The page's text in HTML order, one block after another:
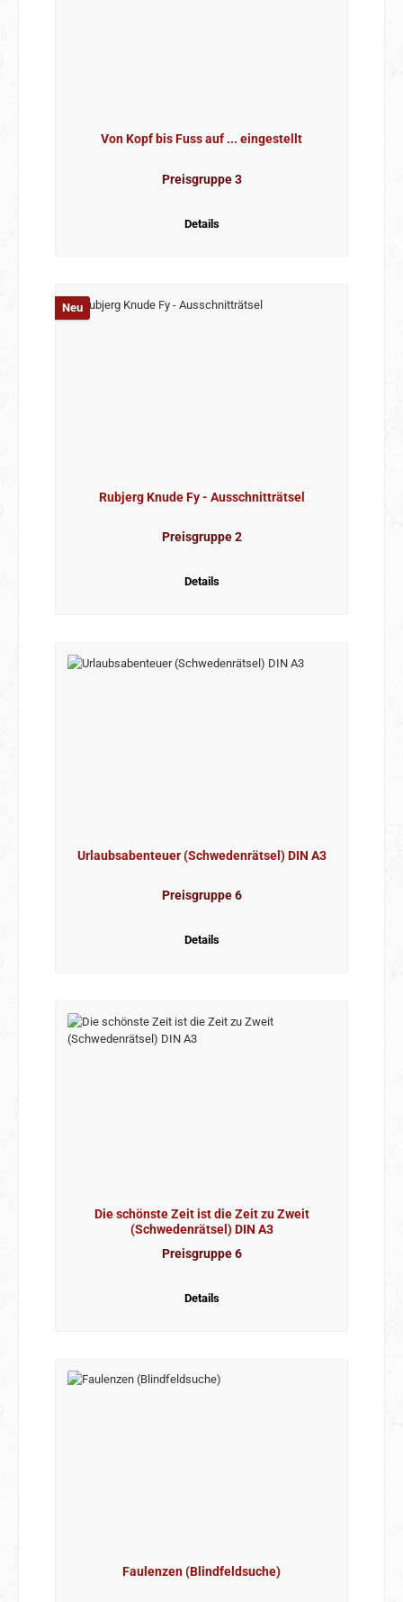
Von Kopf bis Fuss auf ... eingestellt
Preisgruppe 3
Details
Neu
Rubjerg Knude Fy - Ausschnitträtsel
Preisgruppe 2
Details
Urlaubsabenteuer (Schwedenrätsel) DIN A3
Preisgruppe 6
Details
Die schönste Zeit ist die Zeit zu Zweit
(Schwedenrätsel) DIN A3
Preisgruppe 6
Details
Faulenzen (Blindfeldsuche)